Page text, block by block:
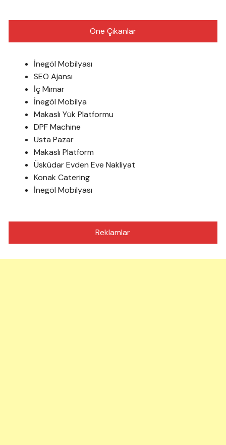
Öne Çıkanlar
İnegöl Mobilyası
SEO Ajansı
İç Mimar
İnegöl Mobilya
Makaslı Yük Platformu
DPF Machine
Usta Pazar
Makaslı Platform
Üsküdar Evden Eve Nakliyat
Konak Catering
İnegöl Mobilyası
Reklamlar